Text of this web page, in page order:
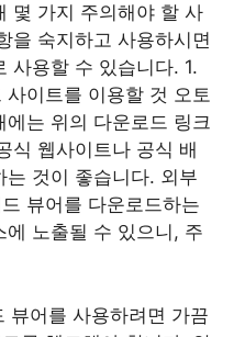
몇 가지 주의해야 할 사
을 숙지하고 사용하시면
사용할 수 있습니다. 1.
이트를 이용할 것 오토
는 위의 다운로드 링크
식 웹사이트나 공식 배
것이 좋습니다. 외부
뷰어를 다운로드하는
노출될 수 있으니, 주
뷰어를 사용하려면 가끔